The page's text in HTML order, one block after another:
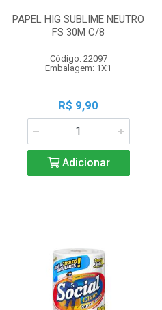
PAPEL HIG SUBLIME NEUTRO
FS 30M C/8
Código: 22097
Embalagem: 1X1
R$ 9,90
Adicionar